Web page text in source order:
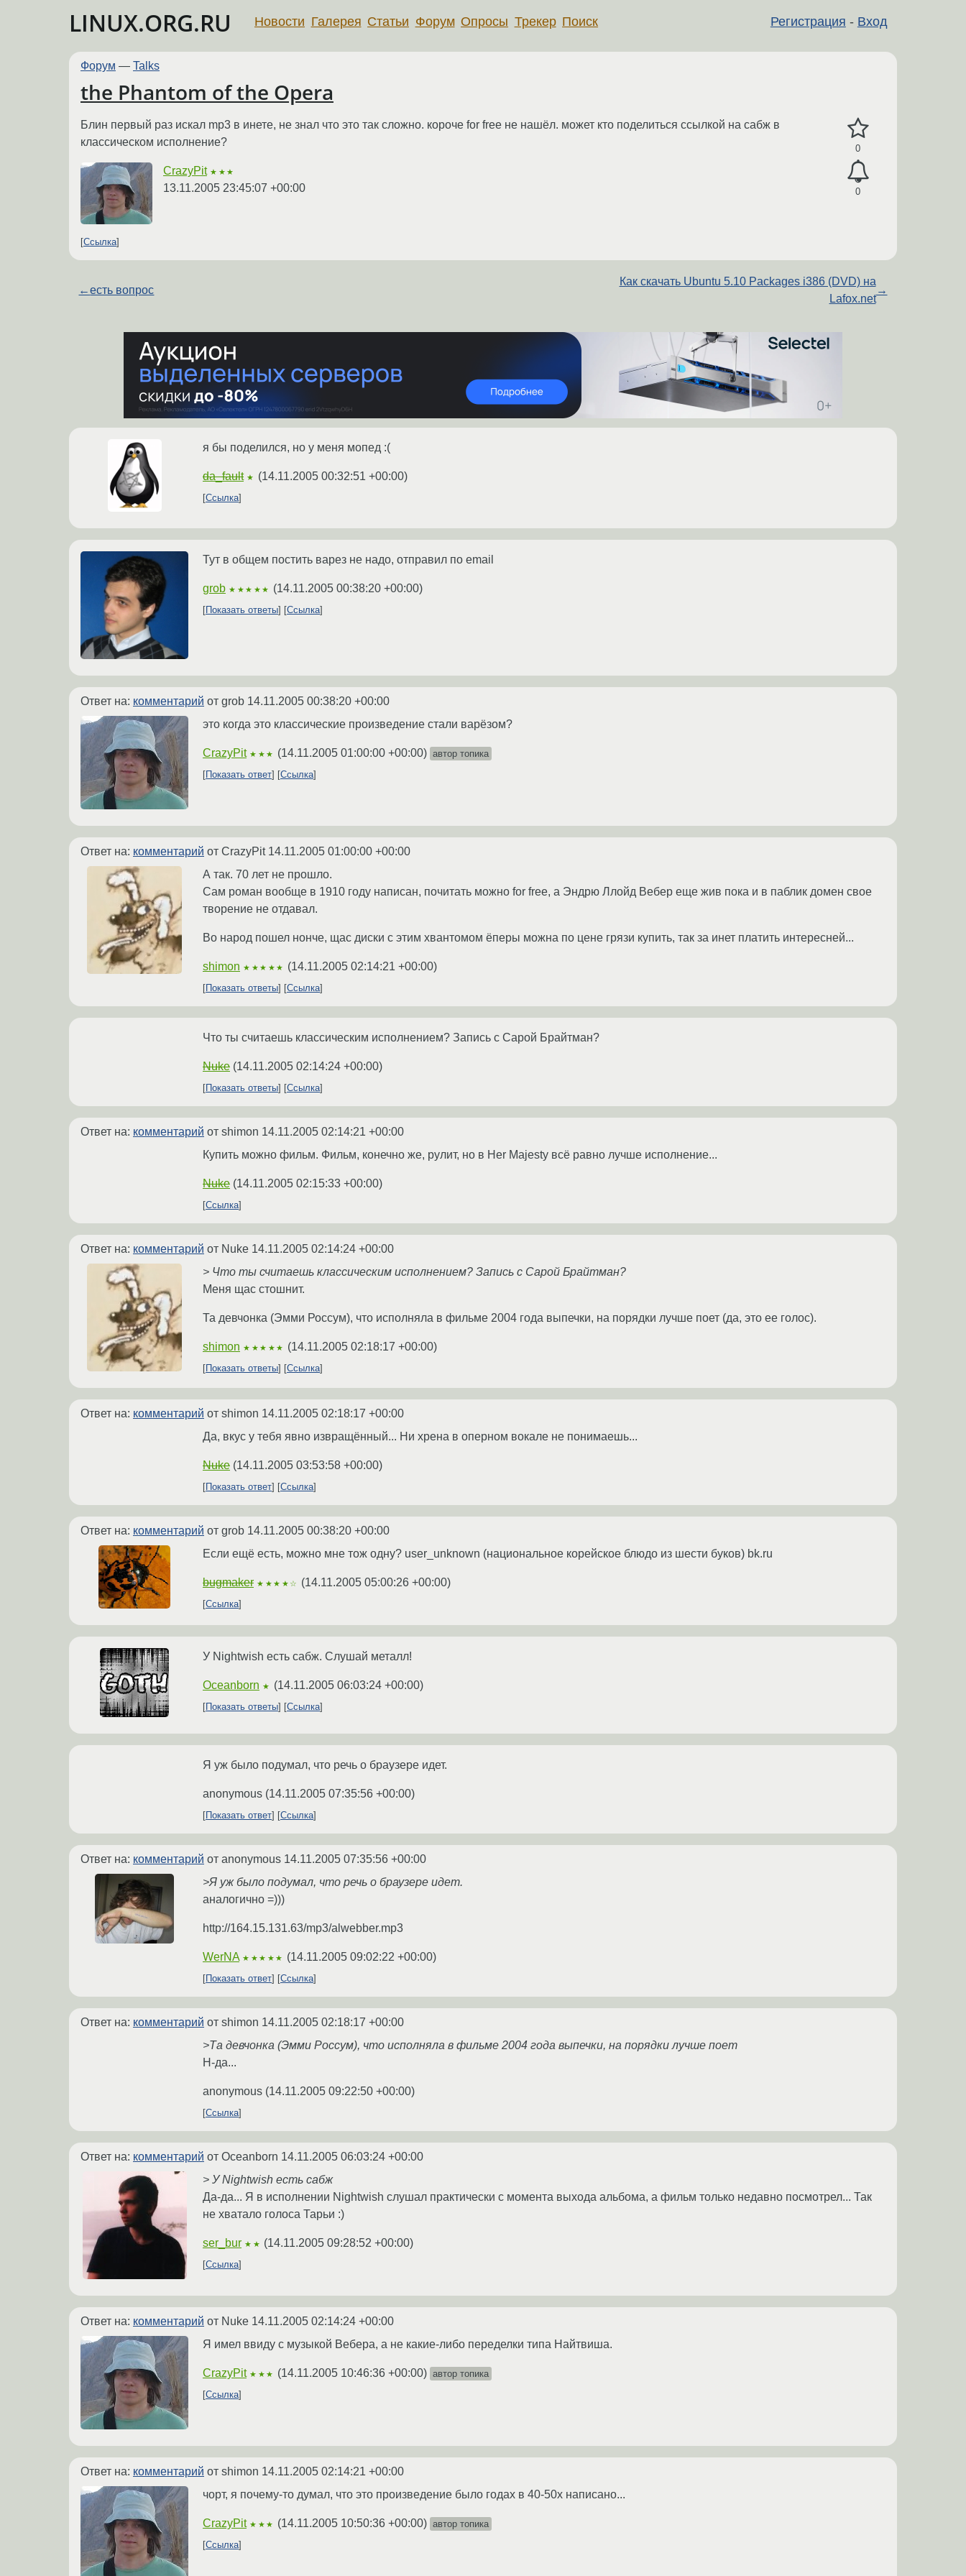
LINUX.ORG.RU Регистрация - Вход
Новости Галерея Статьи Форум Опросы Трекер Поиск
Форум — Talks
the Phantom of the Opera
0
0
Блин первый раз искал mp3 в инете, не знал что это так сложно. короче for free не нашёл. может кто поделиться ссылкой на сабж в
классическом исполнение?
CrazyPit ★★★
13.11.2005 23:45:07 +00:00
Ссылка
←есть вопрос
Как скачать Ubuntu 5.10 Packages i386 (DVD) на
Lafox.net
→
я бы поделился, но у меня мопед :(
da_fault ★ (14.11.2005 00:32:51 +00:00)
Ссылка
Тут в общем постить варез не надо, отправил по email
grob ★★★★★ (14.11.2005 00:38:20 +00:00)
Показать ответы Ссылка
Ответ на: комментарий от grob 14.11.2005 00:38:20 +00:00
это когда это классические произведение стали варёзом?
CrazyPit ★★★ (14.11.2005 01:00:00 +00:00) автор топика
Показать ответ
Ссылка
Ответ на: комментарий от CrazyPit 14.11.2005 01:00:00 +00:00
А так. 70 лет не прошло.
Сам роман вообще в 1910 году написан, почитать можно for free, а Эндрю Ллойд Вебер еще жив пока и в паблик домен свое
творение не отдавал.
Во народ пошел нонче, щас диски с этим хвантомом ёперы можна по цене грязи купить, так за инет платить интересней...
shimon ★★★★★ (14.11.2005 02:14:21 +00:00)
Показать ответы Ссылка
Что ты считаешь классическим исполнением? Запись с Сарой Брайтман?
Nuke (14.11.2005 02:14:24 +00:00)
Показать ответы Ссылка
Ответ на: комментарий от shimon 14.11.2005 02:14:21 +00:00
Купить можно фильм. Фильм, конечно же, рулит, но в Her Majesty всё равно лучше исполнение...
Nuke (14.11.2005 02:15:33 +00:00)
Ссылка
Ответ на: комментарий от Nuke 14.11.2005 02:14:24 +00:00
> Что ты считаешь классическим исполнением? Запись с Сарой Брайтман?
Меня щас стошнит.
Та девчонка (Эмми Россум), что исполняла в фильме 2004 года выпечки, на порядки лучше поет (да, это ее голос).
shimon ★★★★★ (14.11.2005 02:18:17 +00:00)
Показать ответы Ссылка
Ответ на: комментарий от shimon 14.11.2005 02:18:17 +00:00
Да, вкус у тебя явно извращённый... Ни хрена в оперном вокале не понимаешь...
Nuke (14.11.2005 03:53:58 +00:00)
Показать ответ Ссылка
Ответ на: комментарий от grob 14.11.2005 00:38:20 +00:00
Если ещё есть, можно мне тож одну? user_unknown (национальное корейское блюдо из шести буков) bk.ru
bugmaker ★★★★☆ (14.11.2005 05:00:26 +00:00)
Ссылка
У Nightwish есть сабж. Слушай металл!
Oceanborn ★ (14.11.2005 06:03:24 +00:00)
Показать ответы Ссылка
Я уж было подумал, что речь о браузере идет.
anonymous (14.11.2005 07:35:56 +00:00)
Показать ответ Ссылка
Ответ на: комментарий от anonymous 14.11.2005 07:35:56 +00:00
>Я уж было подумал, что речь о браузере идет.
аналогично =)))
http://164.15.131.63/mp3/alwebber.mp3
WerNA ★★★★★ (14.11.2005 09:02:22 +00:00)
Показать ответ Ссылка
Ответ на: комментарий от shimon 14.11.2005 02:18:17 +00:00
>Та девчонка (Эмми Россум), что исполняла в фильме 2004 года выпечки, на порядки лучше поет
Н-да...
anonymous (14.11.2005 09:22:50 +00:00)
Ссылка
Ответ на: комментарий от Oceanborn 14.11.2005 06:03:24 +00:00
> У Nightwish есть сабж
Да-да... Я в исполнении Nightwish слушал практически с момента выхода альбома, а фильм только недавно посмотрел... Так
не хватало голоса Тарьи :)
ser_bur ★★ (14.11.2005 09:28:52 +00:00)
Ссылка
Ответ на: комментарий от Nuke 14.11.2005 02:14:24 +00:00
Я имел ввиду с музыкой Вебера, а не какие-либо переделки типа Найтвиша.
CrazyPit ★★★ (14.11.2005 10:46:36 +00:00) автор топика
Ссылка
Ответ на: комментарий от shimon 14.11.2005 02:14:21 +00:00
чорт, я почему-то думал, что это произведение было годах в 40-50х написано...
CrazyPit ★★★ (14.11.2005 10:50:36 +00:00) автор топика
Ссылка